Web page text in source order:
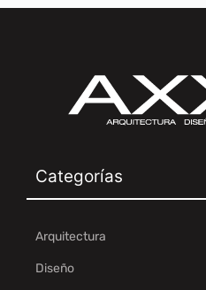
Categorías
Arquitectura
Diseño